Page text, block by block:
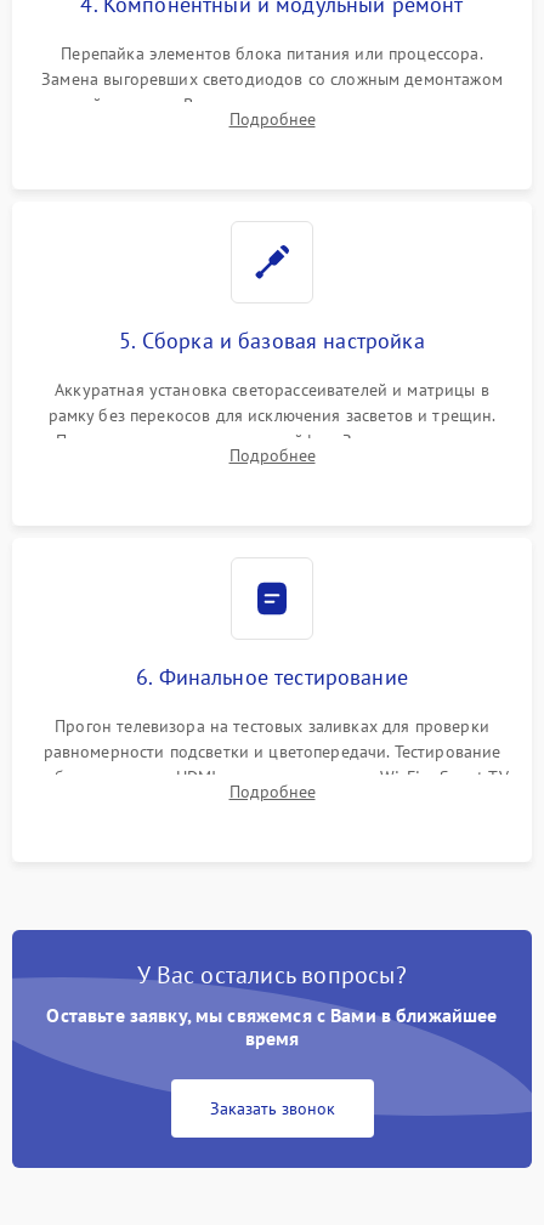
Перепайка элементов блока питания или процессора.
Замена выгоревших светодиодов со сложным демонтажом
хрупкой матрицы. Восстановление поврежденных дорожек,
прошивка микросхем памяти EEPROM
Подробнее
5. Сборка и базовая настройка
Аккуратная установка светорассеивателей и матрицы в
рамку без перекосов для исключения засветов и трещин.
Подключение внутренних шлейфов. Закрытие корпуса.
Сброс настроек и обновление программного обеспечения.
Подробнее
6. Финальное тестирование
Прогон телевизора на тестовых заливках для проверки
равномерности подсветки и цветопередачи. Тестирование
работы разъемов HDMI, динамиков, модуля Wi-Fi и Smart TV
в рабочем режиме в течение нескольких часов.
Подробнее
У Вас остались вопросы?
Оставьте заявку, мы свяжемся с Вами в ближайшее
время
Заказать звонок